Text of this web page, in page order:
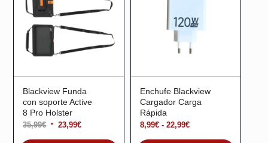
Blackview Funda
con soporte Active
8 Pro Holster
35,99€ El
precio
23,99€El
precio
Enchufe Blackview
Cargador Carga
Rápida
8,99€ - 22,99€Rango
de